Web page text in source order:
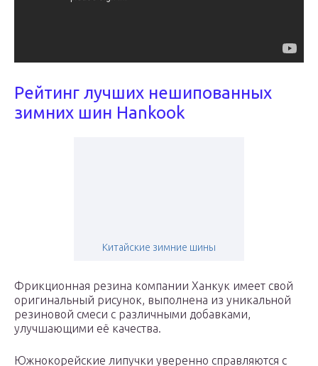
Рейтинг лучших нешипованных
зимних шин Hankook
Китайские зимние шины
Фрикционная резина компании Ханкук имеет свой
оригинальный рисунок, выполнена из уникальной
резиновой смеси с различными добавками,
улучшающими её качества.
Южнокорейские липучки уверенно справляются с